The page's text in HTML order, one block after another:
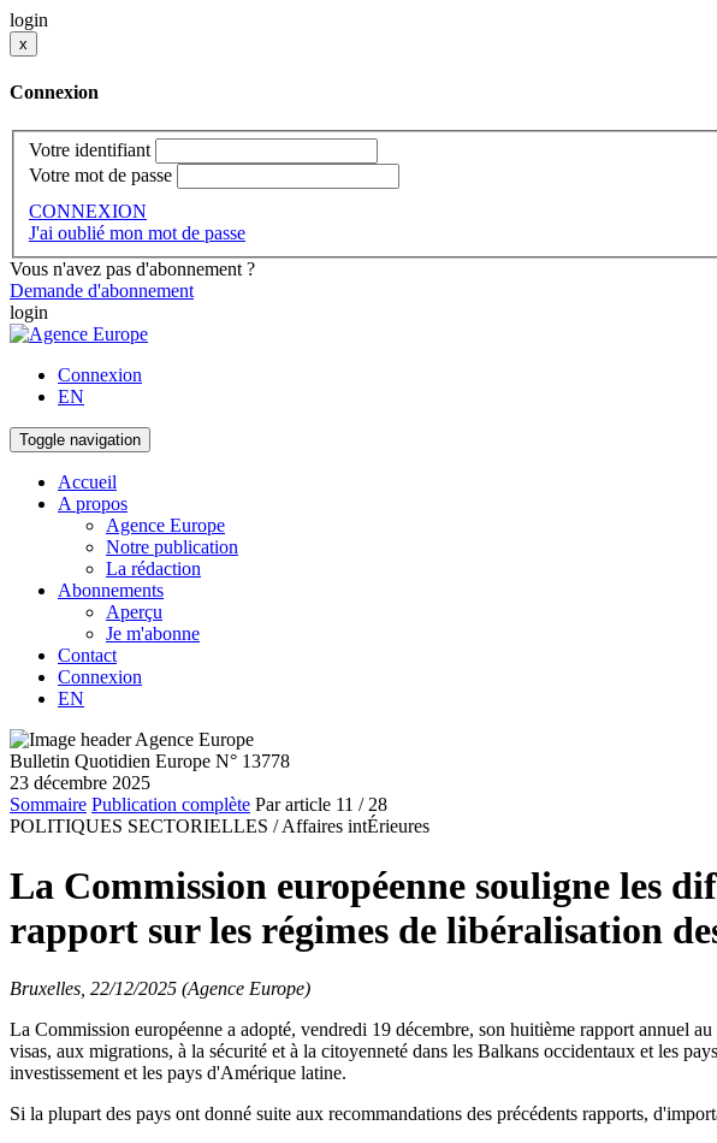
login
x
Connexion
Votre identifiant
Votre mot de passe
CONNEXION
J'ai oublié mon mot de passe
Vous n'avez pas d'abonnement ?
Demande d'abonnement
login
Connexion
EN
Toggle navigation
Accueil
A propos
Agence Europe
Notre publication
La rédaction
Abonnements
Aperçu
Je m'abonne
Contact
Connexion
EN
Bulletin Quotidien Europe N° 13778
23 décembre 2025
Sommaire Publication complète Par article 11 / 28
POLITIQUES SECTORIELLES / Affaires intÉrieures
La Commission européenne souligne les
rapport sur les régimes de libéralisation
Bruxelles, 22/12/2025 (Agence Europe)
La Commission européenne a adopté, vendredi 19 décembre, son huitième rapport annuel
visas, aux migrations, à la sécurité et à la citoyenneté dans les Balkans occidentaux et les
investissement et les pays d'Amérique latine.
Si la plupart des pays ont donné suite aux recommandations des précédents rapports,